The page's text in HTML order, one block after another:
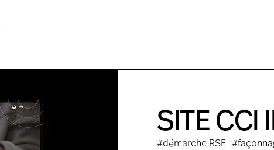
SITE CCI
#démarche RSE